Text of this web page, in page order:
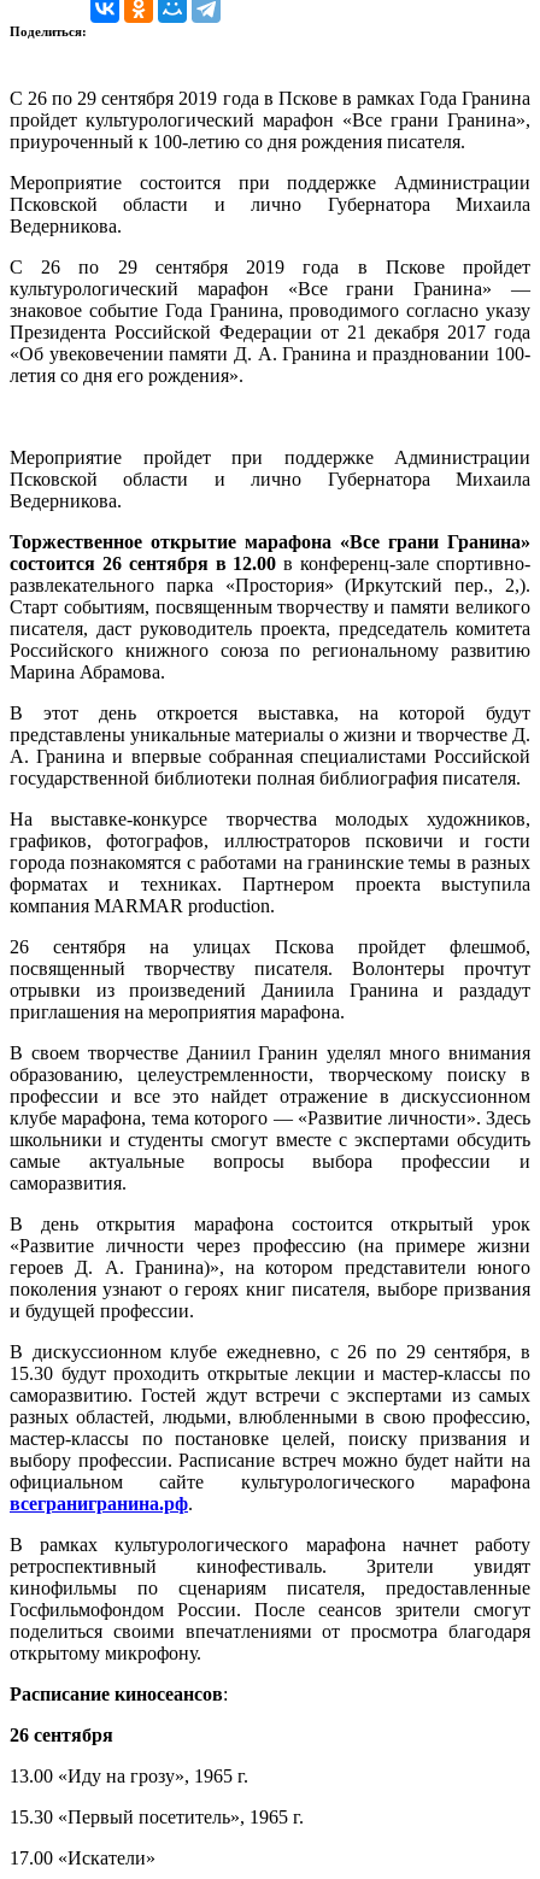
Поделиться:
С 26 по 29 сентября 2019 года в Пскове в рамках Года Гранина
пройдет культурологический марафон «Все грани Гранина»,
приуроченный к 100-летию со дня рождения писателя.
Мероприятие состоится при поддержке Администрации
Псковской области и лично Губернатора Михаила
Ведерникова.
С 26 по 29 сентября 2019 года в Пскове пройдет
культурологический марафон «Все грани Гранина» —
знаковое событие Года Гранина, проводимого согласно указу
Президента Российской Федерации от 21 декабря 2017 года
«Об увековечении памяти Д. А. Гранина и праздновании 100-
летия со дня его рождения».
Мероприятие пройдет при поддержке Администрации
Псковской области и лично Губернатора Михаила
Ведерникова.
Торжественное открытие марафона «Все грани Гранина»
состоится 26 сентября в 12.00 в конференц-зале спортивно-
развлекательного парка «Простория» (Иркутский пер., 2,).
Старт событиям, посвященным творчеству и памяти великого
писателя, даст руководитель проекта, председатель комитета
Российского книжного союза по региональному развитию
Марина Абрамова.
В этот день откроется выставка, на которой будут
представлены уникальные материалы о жизни и творчестве Д.
А. Гранина и впервые собранная специалистами Российской
государственной библиотеки полная библиография писателя.
На выставке-конкурсе творчества молодых художников,
графиков, фотографов, иллюстраторов псковичи и гости
города познакомятся с работами на гранинские темы в разных
форматах и техниках. Партнером проекта выступила
компания MARMAR production.
26 сентября на улицах Пскова пройдет флешмоб,
посвященный творчеству писателя. Волонтеры прочтут
отрывки из произведений Даниила Гранина и раздадут
приглашения на мероприятия марафона.
В своем творчестве Даниил Гранин уделял много внимания
образованию, целеустремленности, творческому поиску в
профессии и все это найдет отражение в дискуссионном
клубе марафона, тема которого — «Развитие личности». Здесь
школьники и студенты смогут вместе с экспертами обсудить
самые актуальные вопросы выбора профессии и
саморазвития.
В день открытия марафона состоится открытый урок
«Развитие личности через профессию (на примере жизни
героев Д. А. Гранина)», на котором представители юного
поколения узнают о героях книг писателя, выборе призвания
и будущей профессии.
В дискуссионном клубе ежедневно, с 26 по 29 сентября, в
15.30 будут проходить открытые лекции и мастер-классы по
саморазвитию. Гостей ждут встречи с экспертами из самых
разных областей, людьми, влюбленными в свою профессию,
мастер-классы по постановке целей, поиску призвания и
выбору профессии. Расписание встреч можно будет найти на
официальном сайте культурологического марафона
всегранигранина.рф.
В рамках культурологического марафона начнет работу
ретроспективный кинофестиваль. Зрители увидят
кинофильмы по сценариям писателя, предоставленные
Госфильмофондом России. После сеансов зрители смогут
поделиться своими впечатлениями от просмотра благодаря
открытому микрофону.
Расписание киносеансов:
26 сентября
13.00 «Иду на грозу», 1965 г.
15.30 «Первый посетитель», 1965 г.
17.00 «Искатели»